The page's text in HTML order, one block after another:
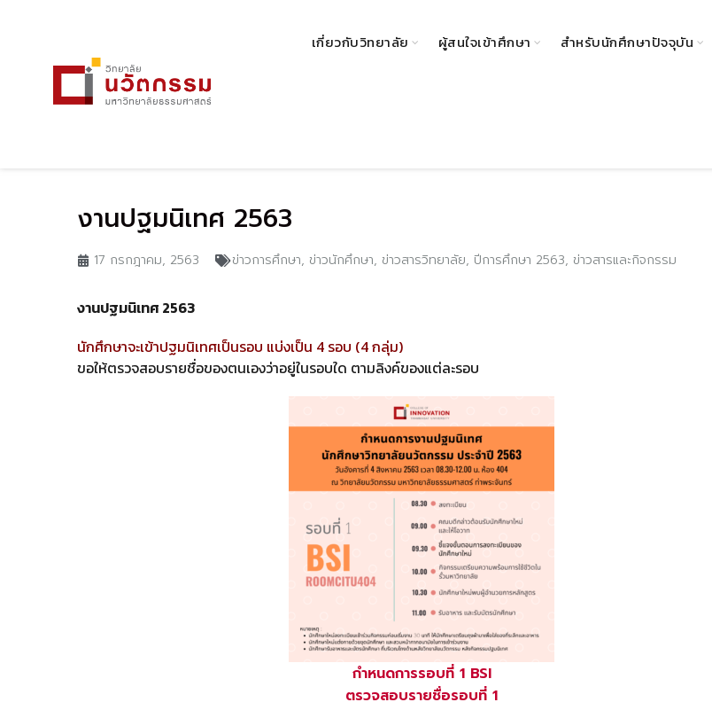
เกี่ยวกับวิทยาลัย ผู้สนใจเข้าศึกษา สำหรับนักศึกษาปัจจุบัน
งานปฐมนิเทศ 2563
17 กรกฎาคม, 2563 ข่าวการศึกษา, ข่าวนักศึกษา, ข่าวสารวิทยาลัย, ปีการศึกษา 2563, ข่าวสารและกิจกรรม
งานปฐมนิเทศ 2563
นักศึกษาจะเข้าปฐมนิเทศเป็นรอบ แบ่งเป็น 4 รอบ (4 กลุ่ม)
ขอให้ตรวจสอบรายชื่อของตนเองว่าอยู่ในรอบใด ตามลิงค์ของแต่ละรอบ
กำหนดการรอบที่ 1 BSI
ตรวจสอบรายชื่อรอบที่ 1